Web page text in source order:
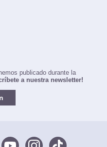
publicado durante la
a nuestra newsletter!